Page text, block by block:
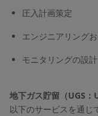
圧入計画策定
エンジニアリング
モニタリングの設計
地下ガス貯留（UGS
以下のサービスを通じ